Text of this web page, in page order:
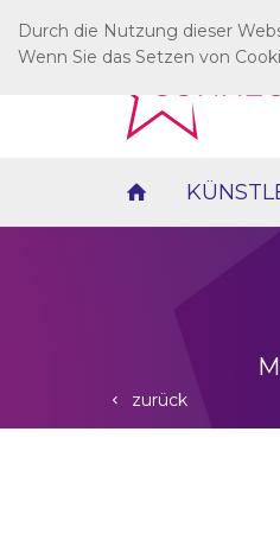
zurück
Durch die Nutzung dieser
Wenn Sie das Setzen von